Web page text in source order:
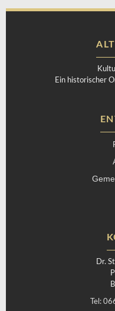
Ein historischer
Dr.
Tel: